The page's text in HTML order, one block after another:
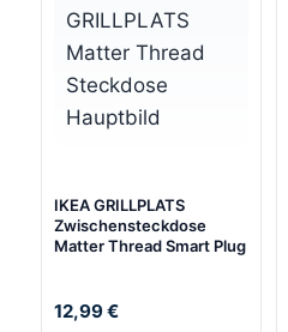
IKEA GRILLPLATS
Zwischensteckdose
Matter Thread Smart Plug
12,99€